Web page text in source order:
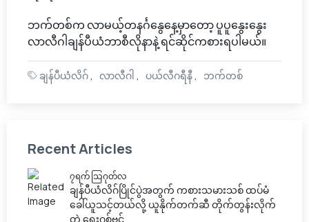
ဘက်တစ်က လာမယ့်တနင်္ဂနွေနေ့မှာတော့ ပူပူနွေးနွေး
လာလီဂါချန်ပီယံဘာစီလိုနာနဲ့ ရင်ဆိုင်ကစားရပါမယ်။
ချန်ပီယံလိဂ် လာလီဂါ ပယ်လီဂရီနီ ဘက်တစ်
Recent Articles
၇ရက် သြဂုတ်လ
ချန်ပီယံလိဂ်ပြိုင်ပွဲအတွက် ကစားသမားသစ် ထပ်မံ
ခေါ်ယူသင့်တယ်လို့ ယူနိုက်တက်ဆီ တိုက်တွန်းလိုက်
တဲ့ ရှေးဂစ်ဗင်